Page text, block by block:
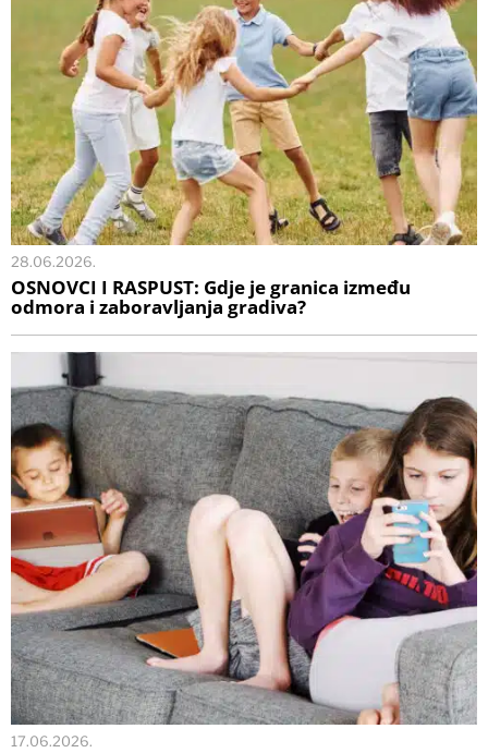
28.06.2026.
OSNOVCI I RASPUST: Gdje je granica između
odmora i zaboravljanja gradiva?
17.06.2026.